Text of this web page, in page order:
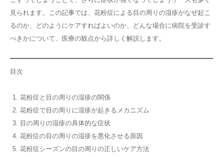
見られます。この記事では、花粉症による目の周りの湿疹がなぜ起こ
るのか、どのようにケアすればよいのか、どんな場合に病院を受診す
べきかについて、医療の観点から詳しく解説します。
目次
花粉症と目の周りの湿疹の関係
花粉症で目の周りに湿疹が起きるメカニズム
目の周りの湿疹の具体的な症状
花粉症の目の周りの湿疹を悪化させる原因
花粉症シーズンの目の周りの正しいケア方法